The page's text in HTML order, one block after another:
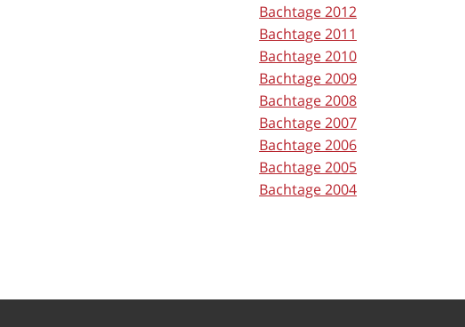
Bachtage 2012
Bachtage 2011
Bachtage 2010
Bachtage 2009
Bachtage 2008
Bachtage 2007
Bachtage 2006
Bachtage 2005
Bachtage 2004